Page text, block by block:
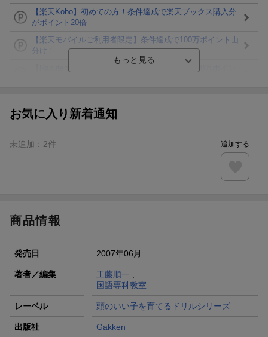
【楽天Kobo】初めての方！条件達成で楽天ブックス購入分
がポイント20倍
【楽天モバイルご利用者限定】条件達成で100万ポイント山
分け！
が当たる！
楽天モバイル紹介キャンペーンの拡散で300円OFFクーポン
条件達成で楽天限定・宝塚歌劇 宙組貸切公演ペアチケット
お気に入り新着通知
未追加： 2件 追加する
商品情報
発売日 2007年06月
著者／編集 工藤順一 ,
国語専科教室
レーベル 頭のいい子を育てるドリルシリーズ
出版社 Gakken